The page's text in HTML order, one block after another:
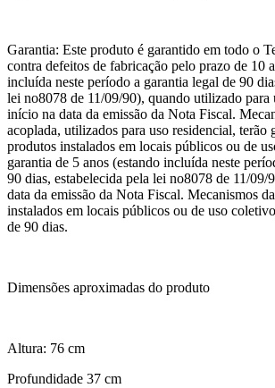
Garantia: Este produto é garantido em todo o
contra defeitos de fabricação pelo prazo de 10
incluída neste período a garantia legal de 90
lei no8078 de 11/09/90), quando utilizado para
início na data da emissão da Nota Fiscal.
acoplada, utilizados para uso residencial, terão
produtos instalados em locais públicos ou de
garantia de 5 anos (estando incluída neste
90 dias, estabelecida pela lei no8078 de 11/09/
data da emissão da Nota Fiscal. Mecanismos
instalados em locais públicos ou de uso
de 90 dias.
Dimensões aproximadas do produto
Altura: 76 cm
Profundidade 37 cm